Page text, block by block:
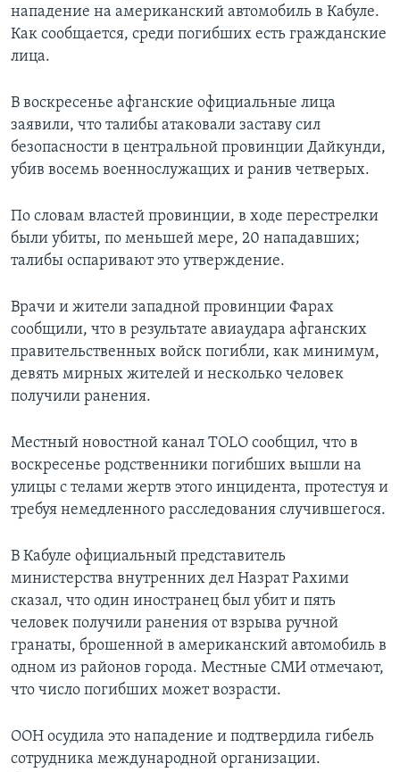
нападение на американский автомобиль в Кабуле.
Как сообщается, среди погибших есть гражданские
лица.
В воскресенье афганские официальные лица
заявили, что талибы атаковали заставу сил
безопасности в центральной провинции Дайкунди,
убив восемь военнослужащих и ранив четверых.
По словам властей провинции, в ходе перестрелки
были убиты, по меньшей мере, 20 нападавших;
талибы оспаривают это утверждение.
Врачи и жители западной провинции Фарах
сообщили, что в результате авиаудара афганских
правительственных войск погибли, как минимум,
девять мирных жителей и несколько человек
получили ранения.
Местный новостной канал TOLO сообщил, что в
воскресенье родственники погибших вышли на
улицы с телами жертв этого инцидента, протестуя и
требуя немедленного расследования случившегося.
В Кабуле официальный представитель
министерства внутренних дел Назрат Рахими
сказал, что один иностранец был убит и пять
человек получили ранения от взрыва ручной
гранаты, брошенной в американский автомобиль в
одном из районов города. Местные СМИ отмечают,
что число погибших может возрасти.
ООН осудила это нападение и подтвердила гибель
сотрудника международной организации.